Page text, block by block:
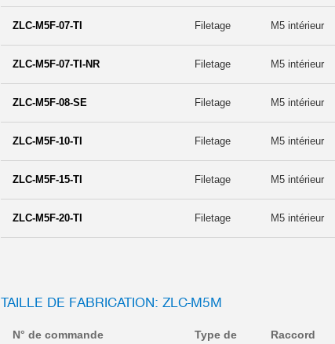
ZLC-M5F-07-TI Filetage M5 intérieur
ZLC-M5F-07-TI-NR Filetage M5 intérieur
ZLC-M5F-08-SE Filetage M5 intérieur
ZLC-M5F-10-TI Filetage M5 intérieur
ZLC-M5F-15-TI Filetage M5 intérieur
ZLC-M5F-20-TI Filetage M5 intérieur
TAILLE DE FABRICATION: ZLC-M5M
N° de commande
Type de
Raccord